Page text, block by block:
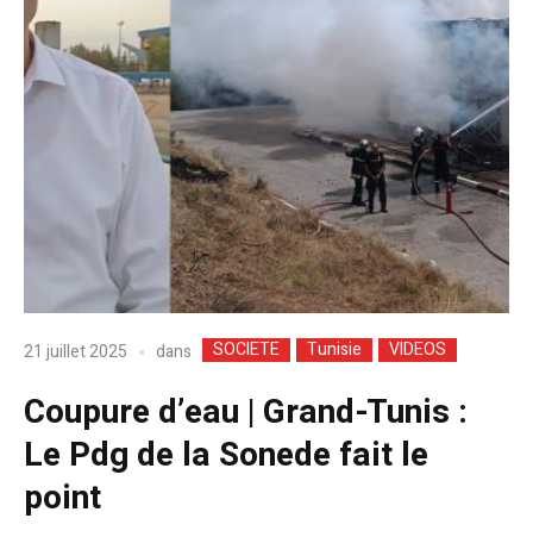
21 juillet 2025 dans SOCIETE Tunisie VIDEOS
Coupure d’eau | Grand-Tunis :
Le Pdg de la Sonede fait le
point